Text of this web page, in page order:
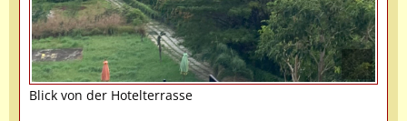
Blick von der Hotelterrasse